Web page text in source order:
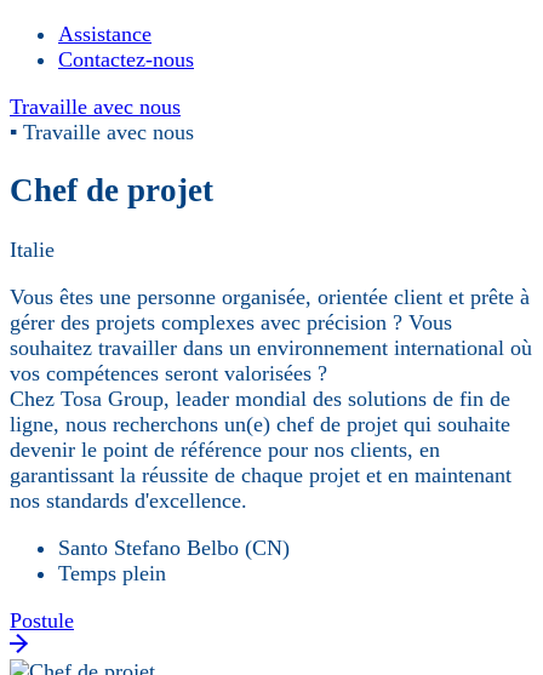
Assistance
Contactez-nous
Travaille avec nous
▪ Travaille avec nous
Chef de projet
Italie
Vous êtes une personne organisée, orientée client et prête à
gérer des projets complexes avec précision ? Vous
souhaitez travailler dans un environnement international où
vos compétences seront valorisées ?
Chez Tosa Group, leader mondial des solutions de fin de
ligne, nous recherchons un(e) chef de projet qui souhaite
devenir le point de référence pour nos clients, en
garantissant la réussite de chaque projet et en maintenant
nos standards d'excellence.
Santo Stefano Belbo (CN)
Temps plein
Postule